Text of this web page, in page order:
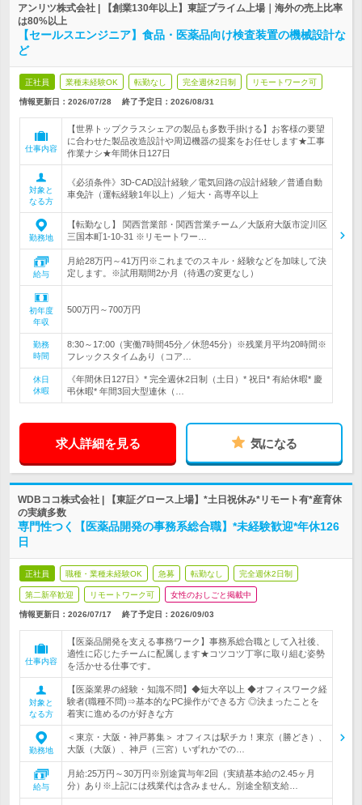
アンリツ株式会社 | 【創業130年以上】東証プライム上場｜海外の売上比率
は80%以上
【セールスエンジニア】食品・医薬品向け検査装置の機械設計な
ど
正社員 業種未経験OK 転勤なし 完全週休2日制 リモートワーク可
情報更新日：2026/07/28 終了予定日： 2026/08/31
仕事内容
【世界トップクラスシェアの製品も多数手掛ける】お客様の要望
に合わせた製品改造設計や周辺機器の提案をお任せします★工事
作業ナシ★年間休日127日
対象と
なる方
《必須条件》3D-CAD設計経験／電気回路の設計経験／普通自動
車免許（運転経験1年以上）／短大・高専卒以上
勤務地
【転勤なし】 関西営業部・関西営業チーム／大阪府大阪市淀川区
三国本町1-10-31 ※リモートワー…
給与
月給28万円～41万円※これまでのスキル・経験などを加味して決
定します。※試用期間2か月（待遇の変更なし）
初年度
年収
500万円～700万円
勤務
時間
8:30～17:00（実働7時間45分／休憩45分）※残業月平均20時間※
フレックスタイムあり（コア…
休日
休暇
《年間休日127日》* 完全週休2日制（土日）* 祝日* 有給休暇* 慶
弔休暇* 年間3回大型連休（…
求人詳細を見る 気になる
WDBココ株式会社 | 【東証グロース上場】*土日祝休み*リモート有*産育休
の実績多数
専門性つく【医薬品開発の事務系総合職】*未経験歓迎*年休126
日
正社員 職種・業種未経験OK 急募 転勤なし 完全週休2日制
第二新卒歓迎 リモートワーク可 女性のおしごと掲載中
情報更新日：2026/07/17 終了予定日： 2026/09/03
仕事内容
【医薬品開発を支える事務ワーク】事務系総合職として入社後、
適性に応じたチームに配属します★コツコツ丁寧に取り組む姿勢
を活かせる仕事です。
対象と
なる方
【医薬業界の経験・知識不問】◆短大卒以上 ◆オフィスワーク経
験者(職種不問)⇒基本的なPC操作ができる方 ◎決まったことを
着実に進めるのが好きな方
勤務地
＜東京・大阪・神戸募集＞ オフィスは駅チカ！東京（勝どき）、
大阪（大阪）、神戸（三宮）いずれかでの…
給与
月給:25万円～30万円※別途賞与年2回（実績基本給の2.45ヶ月
分）あり※上記には残業代は含みません。別途全額支給…